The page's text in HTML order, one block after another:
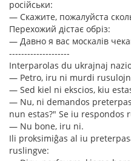
російськи:
— Скажите, пожалуйста
Перехожий дістає обріз:
— Давно я вас москалів
--------------------
Interparolas du ukrajnaj
— Petro, iru ni murdi
— Sed kiel ni ekscios, kiu
— Nu, ni demandos
nun estas?" Se iu respondos
— Nu bone, iru ni.
Ili proksimiĝas al iu
ruslingve: